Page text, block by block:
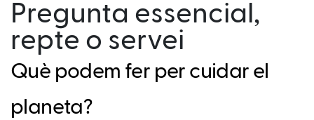
Pregunta essencial,
repte o servei
Què podem fer per cuidar el
planeta?